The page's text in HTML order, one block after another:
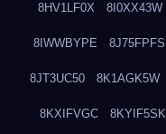
8HV1LF0X 8I0XX43W
8IWWBYPE 8J75FPFS
8JT3UC50 8K1AGK5W
8KXIFVGC 8KYIF5SK